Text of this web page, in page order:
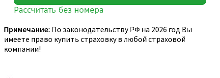
Примечание: По законодательству РФ на 2026 год Вы
имеете право купить страховку в любой страховой
компании!